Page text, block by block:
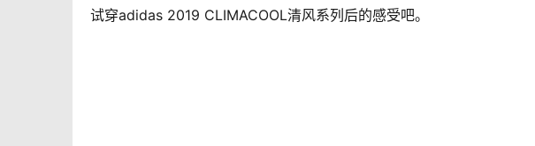
试穿adidas 2019 CLIMACOOL清风系列后的感受吧。